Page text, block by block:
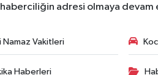
adresi olmaya devam
Namaz Vakitleri
Haberleri